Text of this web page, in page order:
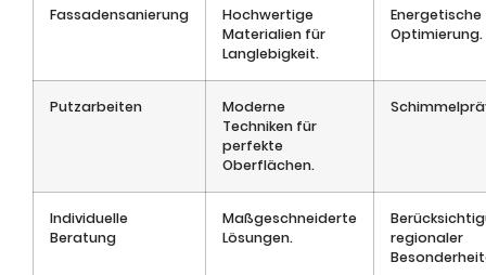
Fassadensanierung
Hochwertige
Materialien für
Langlebigkeit.
Energetische
Optimierung.
Putzarbeiten
Moderne
Techniken für
perfekte
Oberflächen.
Individuelle
Beratung
Maßgeschneiderte
Lösungen.
regionaler